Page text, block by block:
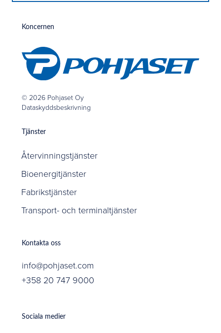
Koncernen
© 2026 Pohjaset Oy
Dataskyddsbeskrivning
Tjänster
Återvinningstjänster
Bioenergitjänster
Fabrikstjänster
Transport- och terminaltjänster
Kontakta oss
info@pohjaset.com
+358 20 747 9000
Sociala medier